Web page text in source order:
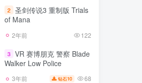
2 圣剑传说3 重制版 Trials
of Mana
2年前 122
3 VR 赛博朋克 警察 Blade
Walker Low Police
3年前 钻石10 68